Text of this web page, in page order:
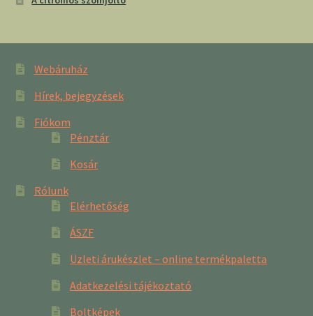
Webáruház
Hírek, bejegyzések
Fiókom
Pénztár
Kosár
Rólunk
Elérhetőség
ÁSZF
Üzleti árukészlet – online termékpaletta
Adatkezelési tájékoztató
Boltképek